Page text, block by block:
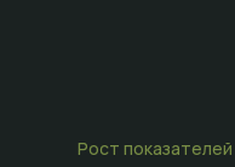
Рост показателей